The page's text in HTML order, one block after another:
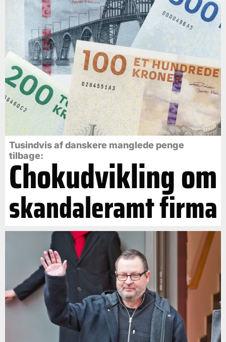
Tusindvis af danskere manglede penge
tilbage:
Chokudvikling om
skandaleramt firma